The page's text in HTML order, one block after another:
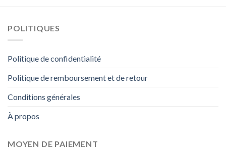
POLITIQUES
Politique de confidentialité
Politique de remboursement et de retour
Conditions générales
À propos
MOYEN DE PAIEMENT